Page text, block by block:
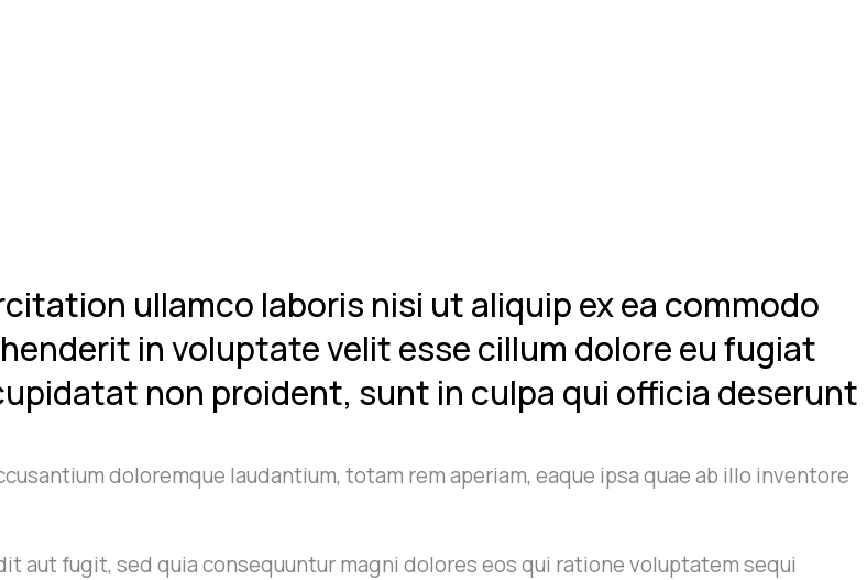
ullamco laboris nisi ut aliquip ex ea commodo
in voluptate velit esse cillum dolore eu fugiat
non proident, sunt in culpa qui officia deserunt
doloremque laudantium, totam rem aperiam, eaque ipsa quae ab illo inventore
aut fugit, sed quia consequuntur magni dolores eos qui ratione voluptatem sequi